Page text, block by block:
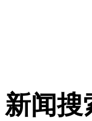
新闻搜